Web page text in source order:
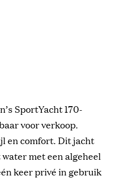
SportYacht 170-
voor verkoop.
en comfort. Dit jacht
met een algeheel
keer privé in gebruik